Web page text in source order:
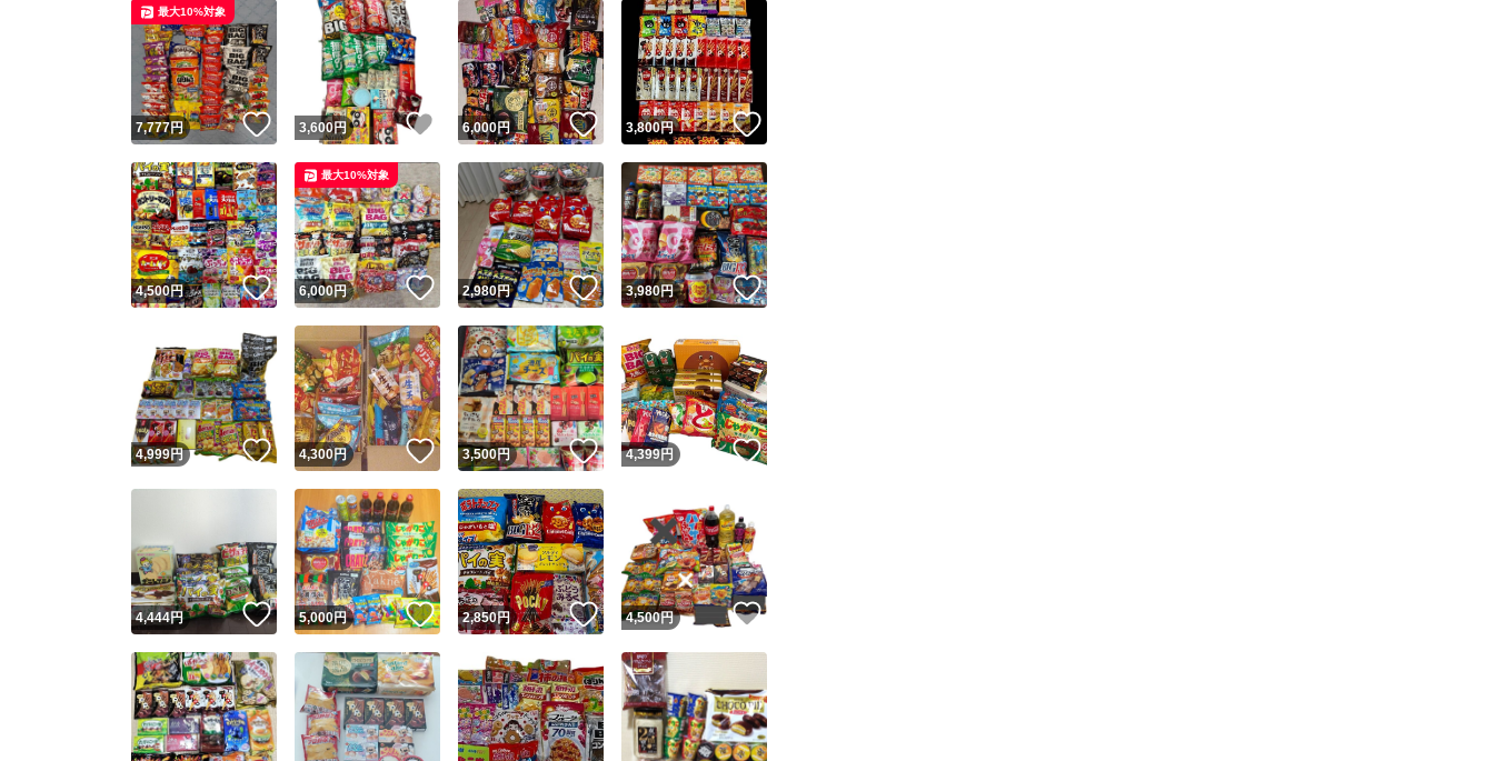
ユーザーの実績について
Yahoo!フリマが定めた一定の基準を満たしたユーザーにバッジを付与しています
安心取引出品者
安心取引出品者 Yahoo!フリマの基準をクリアした安心・安全なユーザーです
取引実績
取引実績◯+ このユーザーはYahoo!フリマの取引を完了させた実績があります
他フリマ実績◯+ このユーザーは他フリマサービスでの取引実績があります
スピード&安心発送
※このバッジは実績に基づく表示であり、発送を保証しているものではありません
スピード＆安心発送
このユーザーは高頻度で24時間以内＆設定した発送日数内に発送してい
ます
この商品の情報をコピーします
商品画像の無断転載は禁止 されています
コピーは1商品につき1回 です
出品ページへ
7,777円 いいね！
最大10%対象
3,600円 いいね！
6,000円 いいね！
3,800円
4,500円 いいね！
6,000円 いいね！
最大10%対象
2,980円 いいね！
3,980円 いいね！
4,999円 いいね！
4,300円 いいね！
3,500円 いいね！
4,399円 いいね！
4,444円 いいね！
5,000円 いいね！
2,850円 いいね！
4,500円 いいね！